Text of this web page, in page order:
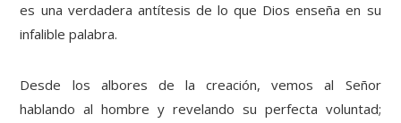
es una verdadera antítesis de lo que Dios enseña en su
infalible palabra.
Desde los albores de la creación, vemos al Señor
hablando al hombre y revelando su perfecta voluntad;